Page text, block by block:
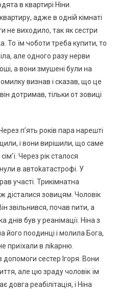
в квартирі Ніни.
адже в одній кімнаті
не виходило, так як сестри
То їм чоботи треба купити, то
але одного разу нерви
а вони змушені були на
визнав і сказав, що це
дотримав, тільки от зовиці
п’ять років пара нарешті
і вони вирішили, що саме
Через рік сталося
в автоkатастрофі. У
участі. Трикімнатна
дісталися зовицям. Чоловік
звільнився, почав nити, а
днів був у реанімації. Ніна з
поодинці і молила Бога,
приїхали в ліkарню.
сестер Ігоря. Вони
але цю зраду чоловік їм
довга реабілітація, і Ніна